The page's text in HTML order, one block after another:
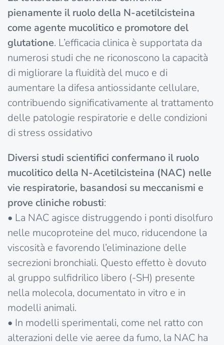
pienamente il ruolo della N-acetilcisteina
come agente mucolitico e promotore del
glutatione. L’efficacia clinica è supportata da
numerosi studi che ne riconoscono la capacità
di migliorare la fluidità del muco e di
aumentare la difesa antiossidante cellulare,
contribuendo significativamente al trattamento
delle patologie respiratorie e delle condizioni
di stress ossidativo
Diversi studi scientifici confermano il ruolo
mucolitico della N-Acetilcisteina (NAC) nelle
vie respiratorie, basandosi su meccanismi e
prove cliniche robusti:
• La NAC agisce distruggendo i ponti disolfuro
nelle mucoproteine del muco, riducendone la
viscosità e favorendo l’eliminazione delle
secrezioni bronchiali. Questo effetto è dovuto
al gruppo sulfidrilico libero (-SH) presente
nella molecola, documentato in vitro e in
modelli animali.
• In modelli sperimentali, come nel ratto con
alterazioni delle vie aeree da fumo, la NAC ha